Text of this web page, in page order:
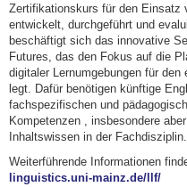
Zertifikationskurs für den Einsatz
entwickelt, durchgeführt und
beschäftigt sich das innovative
Futures, das den Fokus auf die
digitaler Lernumgebungen für
legt. Dafür benötigen künftige
fachspezifischen und
Kompetenzen , insbesondere
Inhaltswissen in der Fachdisziplin.
Weiterführende Informationen
linguistics.uni-mainz.de/llf/